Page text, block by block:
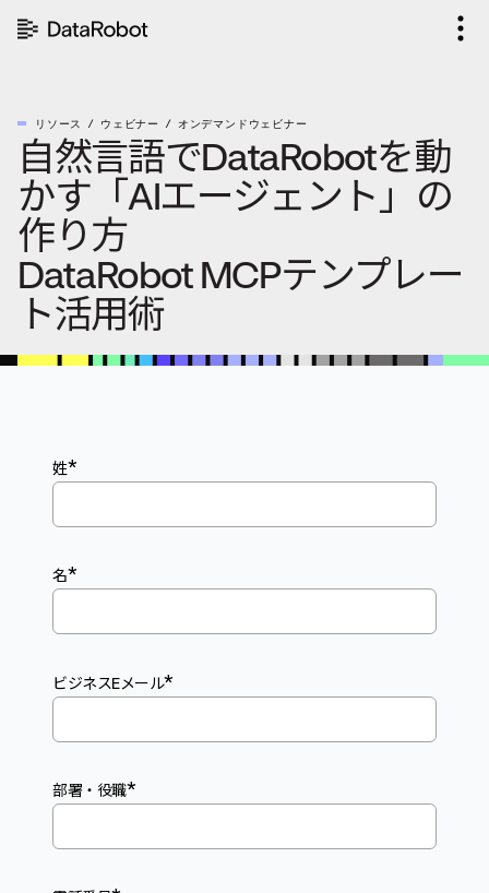
リソース ウェビナー オンデマンドウェビナー
自然言語でDataRobotを動
かす「AIエージェント」の
作り方
DataRobot MCPテンプレー
ト活用術
*
姓
*
名
*
ビジネスEメール
*
部署・役職